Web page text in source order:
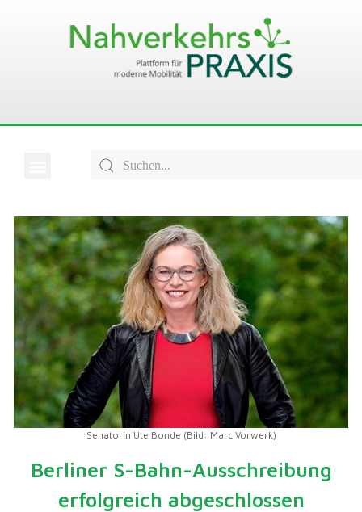
Senatorin Ute Bonde (Bild: Marc Vorwerk)
Berliner S-Bahn-Ausschreibung
erfolgreich abgeschlossen